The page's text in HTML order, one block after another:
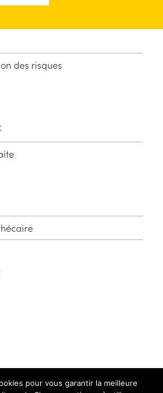
des risques
pour vous garantir la meilleure